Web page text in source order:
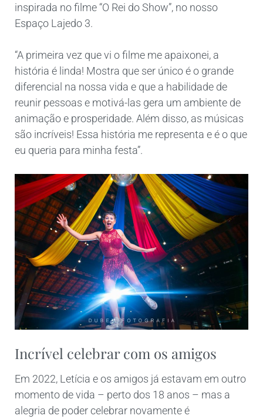
inspirada no filme “O Rei do Show”, no nosso
Espaço Lajedo 3.
“A primeira vez que vi o filme me apaixonei, a
história é linda! Mostra que ser único é o grande
diferencial na nossa vida e que a habilidade de
reunir pessoas e motivá-las gera um ambiente de
animação e prosperidade. Além disso, as músicas
são incríveis! Essa história me representa e é o que
eu queria para minha festa”.
Incrível celebrar com os amigos
Em 2022, Letícia e os amigos já estavam em outro
momento de vida – perto dos 18 anos – mas a
alegria de poder celebrar novamente é